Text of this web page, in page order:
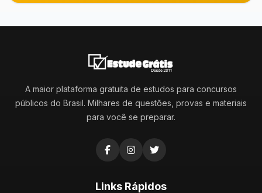
A maior plataforma gratuita de estudos para concursos
públicos do Brasil. Milhares de questões, provas e materiais
para você se preparar.
Links Rápidos